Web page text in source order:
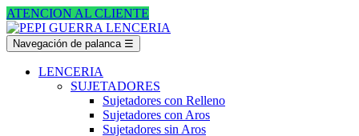
ATENCION AL CLIENTE
Navegación de palanca ☰
LENCERIA
SUJETADORES
Sujetadores con Relleno
Sujetadores con Aros
Sujetadores sin Aros